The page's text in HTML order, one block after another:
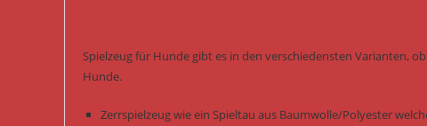
Spielzeug für Hunde gibt es in den verschiedensten Varianten,
Hunde.
Zerrspielzeug wie ein Spieltau aus Baumwolle/Polyester